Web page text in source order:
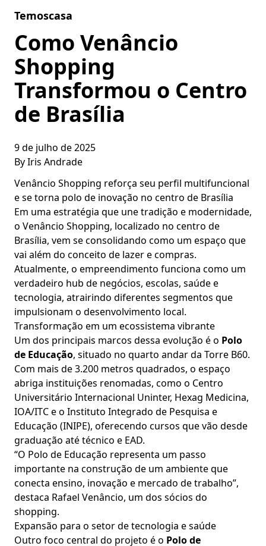
Temoscasa
Como Venâncio
Shopping
Transformou o Centro
de Brasília
9 de julho de 2025
ByIris Andrade
Venâncio Shopping reforça seu perfil multifuncional
e se torna polo de inovação no centro de Brasília
Em uma estratégia que une tradição e modernidade,
o Venâncio Shopping, localizado no centro de
Brasília, vem se consolidando como um espaço que
vai além do conceito de lazer e compras.
Atualmente, o empreendimento funciona como um
verdadeiro hub de negócios, escolas, saúde e
tecnologia, atrairindo diferentes segmentos que
impulsionam o desenvolvimento local.
Transformação em um ecossistema vibrante
Um dos principais marcos dessa evolução é o Polo
de Educação, situado no quarto andar da Torre B60.
Com mais de 3.200 metros quadrados, o espaço
abriga instituições renomadas, como o Centro
Universitário Internacional Uninter, Hexag Medicina,
IOA/ITC e o Instituto Integrado de Pesquisa e
Educação (INIPE), oferecendo cursos que vão desde
graduação até técnico e EAD.
“O Polo de Educação representa um passo
importante na construção de um ambiente que
conecta ensino, inovação e mercado de trabalho”,
destaca Rafael Venâncio, um dos sócios do
shopping.
Expansão para o setor de tecnologia e saúde
Outro foco central do projeto é o Polo de